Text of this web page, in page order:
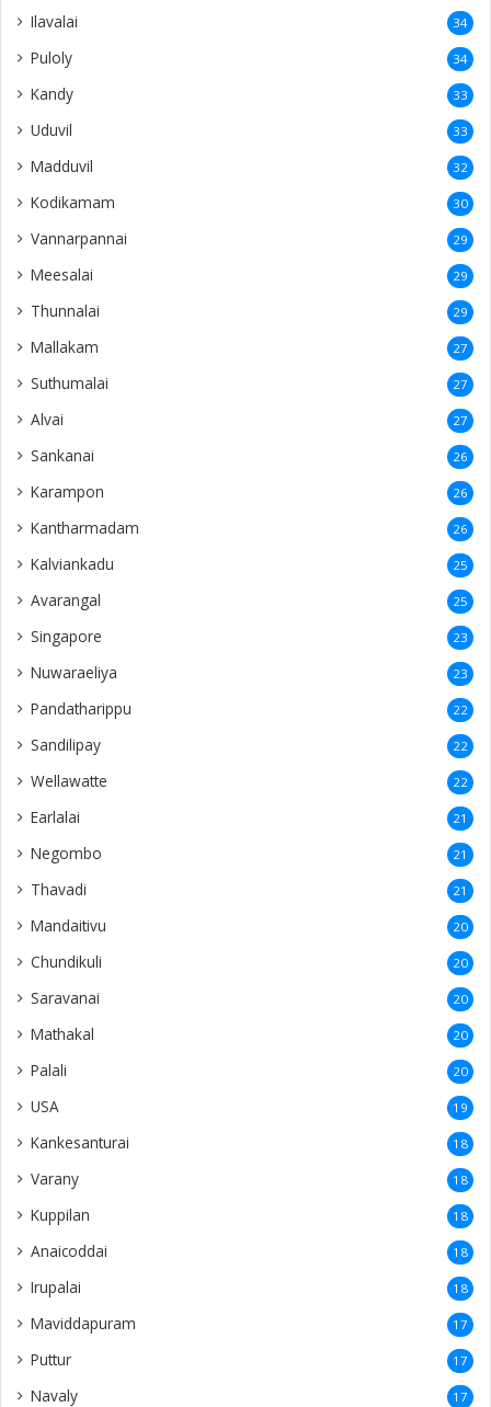
Ilavalai 34
Puloly 34
Kandy 33
Uduvil 33
Madduvil 32
Kodikamam 30
Vannarpannai 29
Meesalai 29
Thunnalai 29
Mallakam 27
Suthumalai 27
Alvai 27
Sankanai 26
Karampon 26
Kantharmadam 26
Kalviankadu 25
Avarangal 25
Singapore 23
Nuwaraeliya 23
Pandatharippu 22
Sandilipay 22
Wellawatte 22
Earlalai 21
Negombo 21
Thavadi 21
Mandaitivu 20
Chundikuli 20
Saravanai 20
Mathakal 20
Palali 20
USA 19
Kankesanturai 18
Varany 18
Kuppilan 18
Anaicoddai 18
Irupalai 18
Maviddapuram 17
Puttur 17
Navaly 17